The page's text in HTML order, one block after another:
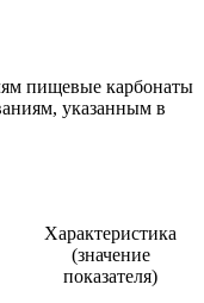
пищевые карбонаты
указанным в
Характеристика
(значение
показателя)